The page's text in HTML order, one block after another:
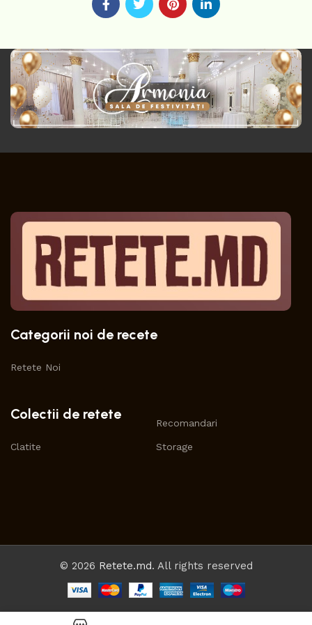
Categorii noi de recete
Retete Noi
Colectii de retete
Clatite
Recomandari
Storage
© 2026 Retete.md. All rights reserved